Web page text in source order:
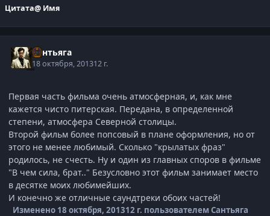
Цитата@ Имя
Сантьяга
18 октября, 201312 г.
Первая часть фильма очень атмосферная, и, как мне
кажется чисто питерская. Передана, в определенной
степени, атмосфера Северной столицы.
Второй фильм более попсовый в плане оформления, но от
этого не менее любимый. Сколько "крылатых фраз"
родилось, не счесть. Ну и один из главных споров в фильме
"В чем сила, брат.." Безусловно этот фильм занимает место
в десятке моих любимейших.
И конечно же отличные саундтреки обоих частей!
Изменено 18 октября, 201312 г. пользователем Сантьяга